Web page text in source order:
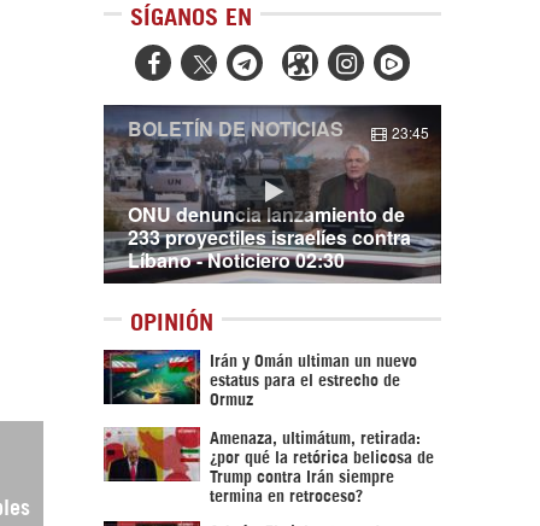
SÍGANOS EN
  
ONU denuncia lanzamiento de
233 proyectiles israelíes contra
Líbano - Noticiero 02:30
BOLETÍN DE NOTICIAS 23:45
OPINIÓN
Irán y Omán ultiman un nuevo
estatus para el estrecho de
Ormuz
Amenaza, ultimátum, retirada:
¿por qué la retórica belicosa de
Trump contra Irán siempre
termina en retroceso?